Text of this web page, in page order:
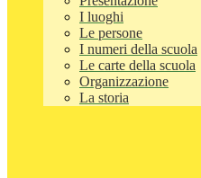
I luoghi
Le persone
I numeri della scuola
Le carte della scuola
Organizzazione
La storia